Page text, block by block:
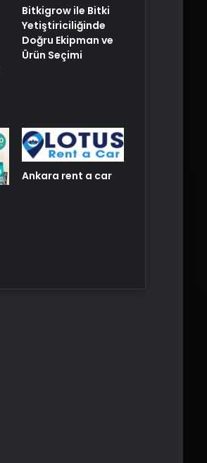
Bitkigrow ile Bitki
Yetiştiriciliğinde
Doğru Ekipman ve
Ürün Seçimi
Ankara rent a car